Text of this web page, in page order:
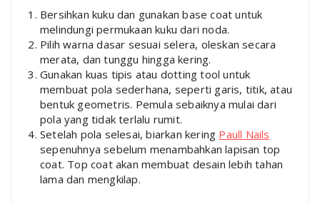
Bersihkan kuku dan gunakan base coat untuk
melindungi permukaan kuku dari noda.
Pilih warna dasar sesuai selera, oleskan secara
merata, dan tunggu hingga kering.
Gunakan kuas tipis atau dotting tool untuk
membuat pola sederhana, seperti garis, titik, atau
bentuk geometris. Pemula sebaiknya mulai dari
pola yang tidak terlalu rumit.
Setelah pola selesai, biarkan kering Paull Nails
sepenuhnya sebelum menambahkan lapisan top
coat. Top coat akan membuat desain lebih tahan
lama dan mengkilap.